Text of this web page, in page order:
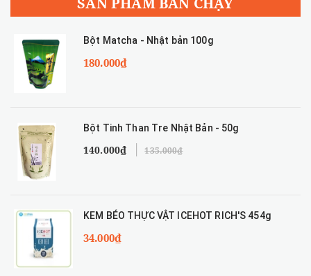
Bột Matcha - Nhật bản 100g
180.000₫
Bột Tinh Than Tre Nhật Bản - 50g
140.000₫ 135.000₫
KEM BÉO THỰC VẬT ICEHOT RICH'S 454g
34.000₫